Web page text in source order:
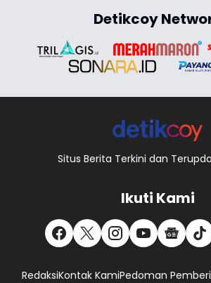
Detikcoy
Situs Berita Terkini dan
Ikuti Kami
RedaksiKontak KamiPedoman